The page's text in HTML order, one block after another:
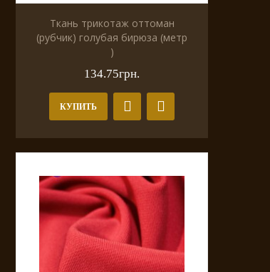
Ткань трикотаж оттоман
(рубчик) голубая бирюза (метр
)
134.75грн.
КУПИТЬ